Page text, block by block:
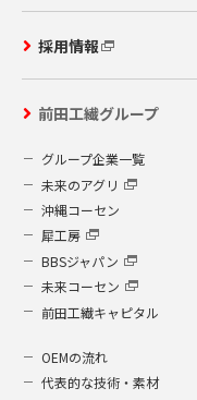
採用情報
前田工繊グループ
グループ企業一覧
未来のアグリ
沖縄コーセン
犀工房
BBSジャパン
未来コーセン
前田工繊キャピタル
OEMの流れ
代表的な技術・素材